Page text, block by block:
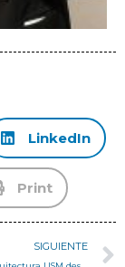
LinkedIn
Print
SIGUIENTE